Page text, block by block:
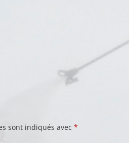
sont indiqués avec *